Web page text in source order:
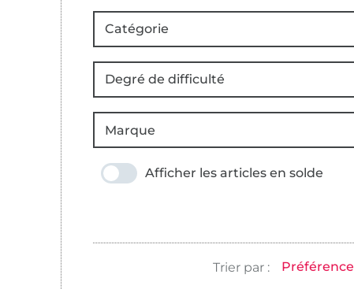
Catégorie
Degré de difficulté
Marque
Afficher les articles en solde
Préférence